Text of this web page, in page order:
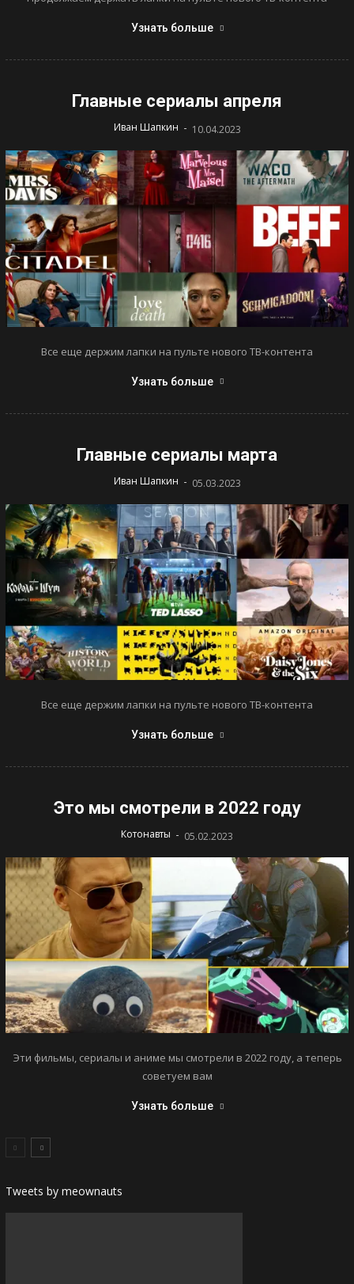
Узнать больше
Главные сериалы апреля
Иван Шапкин - 10.04.2023
Все еще держим лапки на пульте нового ТВ-контента
Узнать больше
Главные сериалы марта
Иван Шапкин - 05.03.2023
Все еще держим лапки на пульте нового ТВ-контента
Узнать больше
Это мы смотрели в 2022 году
Котонавты - 05.02.2023
Эти фильмы, сериалы и аниме мы смотрели в 2022 году, а теперь
советуем вам
Узнать больше
Tweets by meownauts